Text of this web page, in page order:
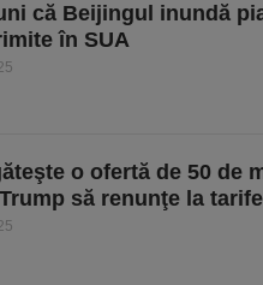
că Beijingul inundă
în SUA
o ofertă de 50 de
să renunţe la